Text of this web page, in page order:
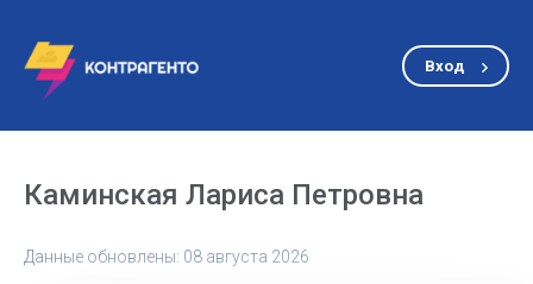
Вход
Каминская Лариса Петровна
Данные обновлены: 08 августа 2026